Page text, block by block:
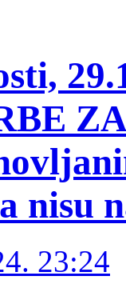
nisu
23:24